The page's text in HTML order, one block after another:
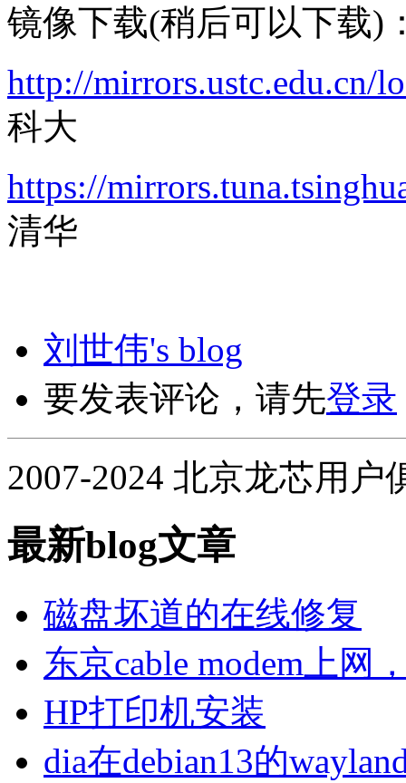
镜像下载(稍后可以下载)
http://mirrors.ustc.edu.cn/
科大
https://
清华
刘世伟's blog
要发表评论，请先登录
2007-2024 北京龙芯用户
最新blog文章
磁盘坏道的在线修复
东京cable modem上网
HP打印机安装
dia在debian13的